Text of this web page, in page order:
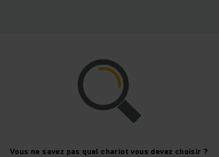
Vous ne savez pas quel chariot vous devez choisir ?